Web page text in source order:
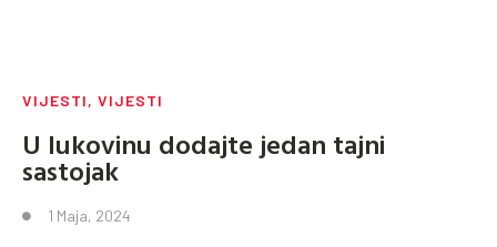
VIJESTI, VIJESTI
U lukovinu dodajte jedan tajni
sastojak
1 Maja, 2024